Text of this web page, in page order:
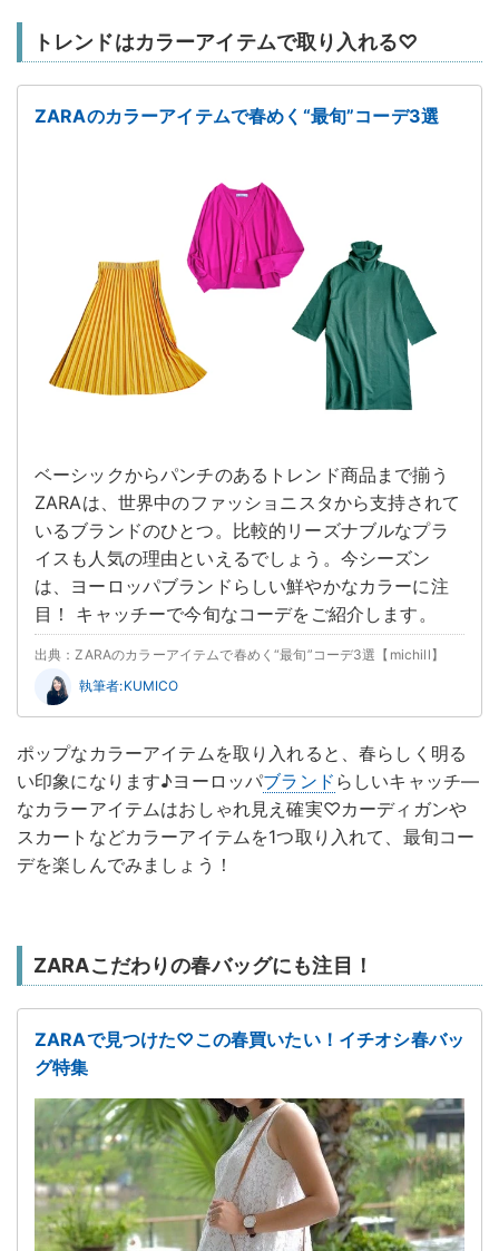
トレンドはカラーアイテムで取り入れる♡
ZARAのカラーアイテムで春めく“最旬”コーデ3選
ベーシックからパンチのあるトレンド商品まで揃う
ZARAは、世界中のファッショニスタから支持されて
いるブランドのひとつ。比較的リーズナブルなプラ
イスも人気の理由といえるでしょう。今シーズン
は、ヨーロッパブランドらしい鮮やかなカラーに注
目！ キャッチーで今旬なコーデをご紹介します。
出典：ZARAのカラーアイテムで春めく“最旬”コーデ3選【michill】
執筆者:KUMICO
ポップなカラーアイテムを取り入れると、春らしく明る
い印象になります♪ヨーロッパブランド らしいキャッチ―
なカラーアイテムはおしゃれ見え確実♡カーディガンや
スカートなどカラーアイテムを1つ取り入れて、最旬コー
デを楽しんでみましょう！
ZARAこだわりの春バッグにも注目！
ZARAで見つけた♡この春買いたい！イチオシ春バッ
グ特集